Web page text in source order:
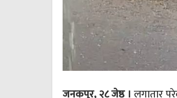
जनकपुर, २८ जेष्ठ । लगातार